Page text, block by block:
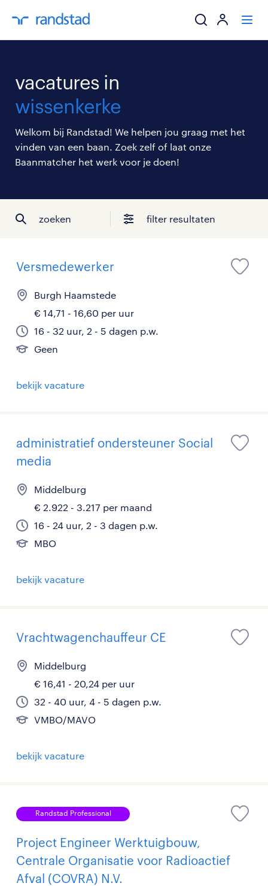
mijn carrière
over randstad
vacatures in
wissenkerke
Welkom bij Randstad! We helpen jou graag met het
vinden van een baan. Zoek zelf of laat onze
Baanmatcher het werk voor je doen!
zoeken filter resultaten
Versmedewerker
Burgh Haamstede
€ 14,71 - 16,60 per uur
16 - 32 uur, 2 - 5 dagen p.w.
Geen
bekijk vacature
administratief ondersteuner Social
media
Middelburg
€ 2.922 - 3.217 per maand
16 - 24 uur, 2 - 3 dagen p.w.
MBO
bekijk vacature
Vrachtwagenchauffeur CE
Middelburg
€ 16,41 - 20,24 per uur
32 - 40 uur, 4 - 5 dagen p.w.
VMBO/MAVO
bekijk vacature
Randstad Professional
Project Engineer Werktuigbouw,
Centrale Organisatie voor Radioactief
Afval (COVRA) N.V.